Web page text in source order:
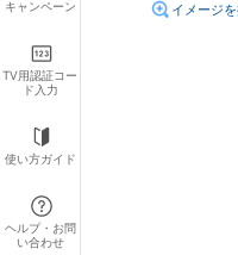
キャンペーン
TV用認証コー
ド入力
使い方ガイド
ヘルプ・お問
い合わせ
イメージ